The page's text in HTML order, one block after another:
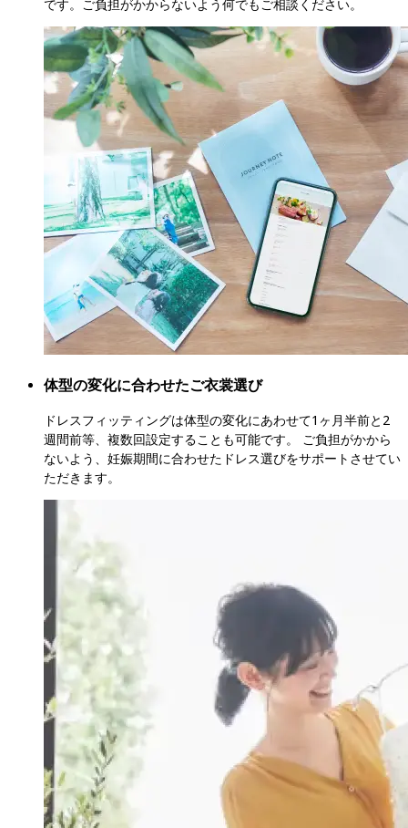
です。ご負担がかからないよう何でもご相談ください。
体型の変化に合わせたご衣裳選び
ドレスフィッティングは体型の変化にあわせて1ヶ月半前と2
週間前等、複数回設定することも可能です。 ご負担がかから
ないよう、妊娠期間に合わせたドレス選びをサポートさせてい
ただきます。